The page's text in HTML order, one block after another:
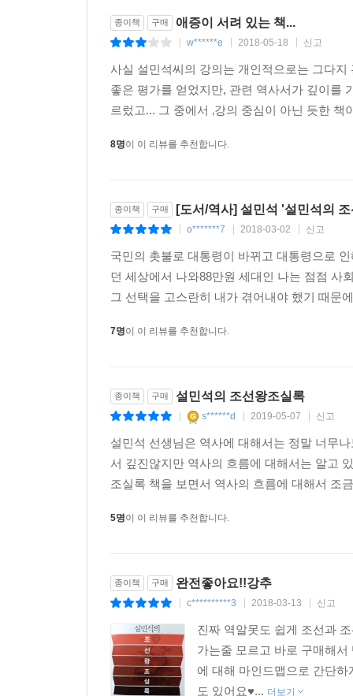
종이책 구매 애증이 서려 있는 책...
w******e 2018-05-18 신고
사실 설민석씨의 강의는 개인적으로는 그다
좋은 평가를 얻었지만, 관련 역사서가 깊이를
르렀고... 그 중에서 ‚강의 중심이 아닌 듯한
8명이 이 리뷰를 추천합니다.
종이책 구매 [도서/역사] 설민석 '설민석의
o*******7 2018-03-02 신고
국민의 촛불로 대통령이 바뀌고 대통령으로
던 세상에서 나와88만원 세대인 나는 점점 사
그 선택을 고스란히 내가 겪어내야 했기 때문
7명이 이 리뷰를 추천합니다.
종이책 구매 설민석의 조선왕조실록
s******d 2019-05-07 신고
설민석 선생님은 역사에 대해서는 정말 너무
서 깊진않지만 역사의 흐름에 대해서는 알고
조실록 책을 보면서 역사의 흐름에 대해서 조
5명이 이 리뷰를 추천합니다.
종이책 구매 완전좋아요!!강추
c**********3 2018-03-13 신고
진짜 역알못도 쉽게 조선과
가는줄 모르고 바로 구매해
에 대해 마인드맵으로 간단
도 있어요♥... 더보기